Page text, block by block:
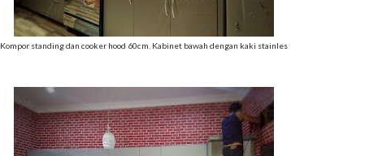
Kompor standing dan cooker hood 60cm. Kabinet bawah dengan kaki stainles